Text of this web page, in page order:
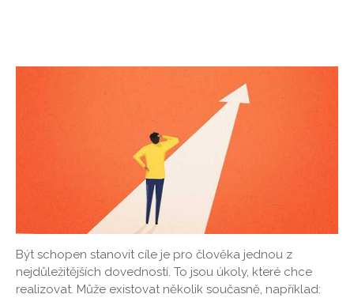
Být schopen stanovit cíle je pro člověka jednou z
nejdůležitějších dovedností. To jsou úkoly, které chce
realizovat. Může existovat několik současně, například: